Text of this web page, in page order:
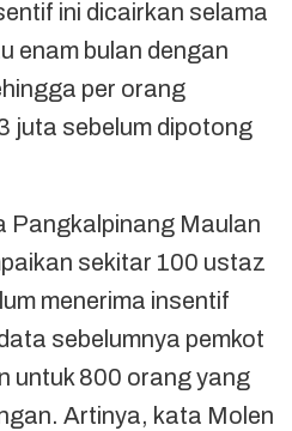
ini dicairkan selama
enam bulan dengan
per orang
juta sebelum dipotong
Pangkalpinang Maulan
sekitar 100 ustaz
menerima insentif
sebelumnya pemkot
untuk 800 orang yang
Artinya, kata Molen